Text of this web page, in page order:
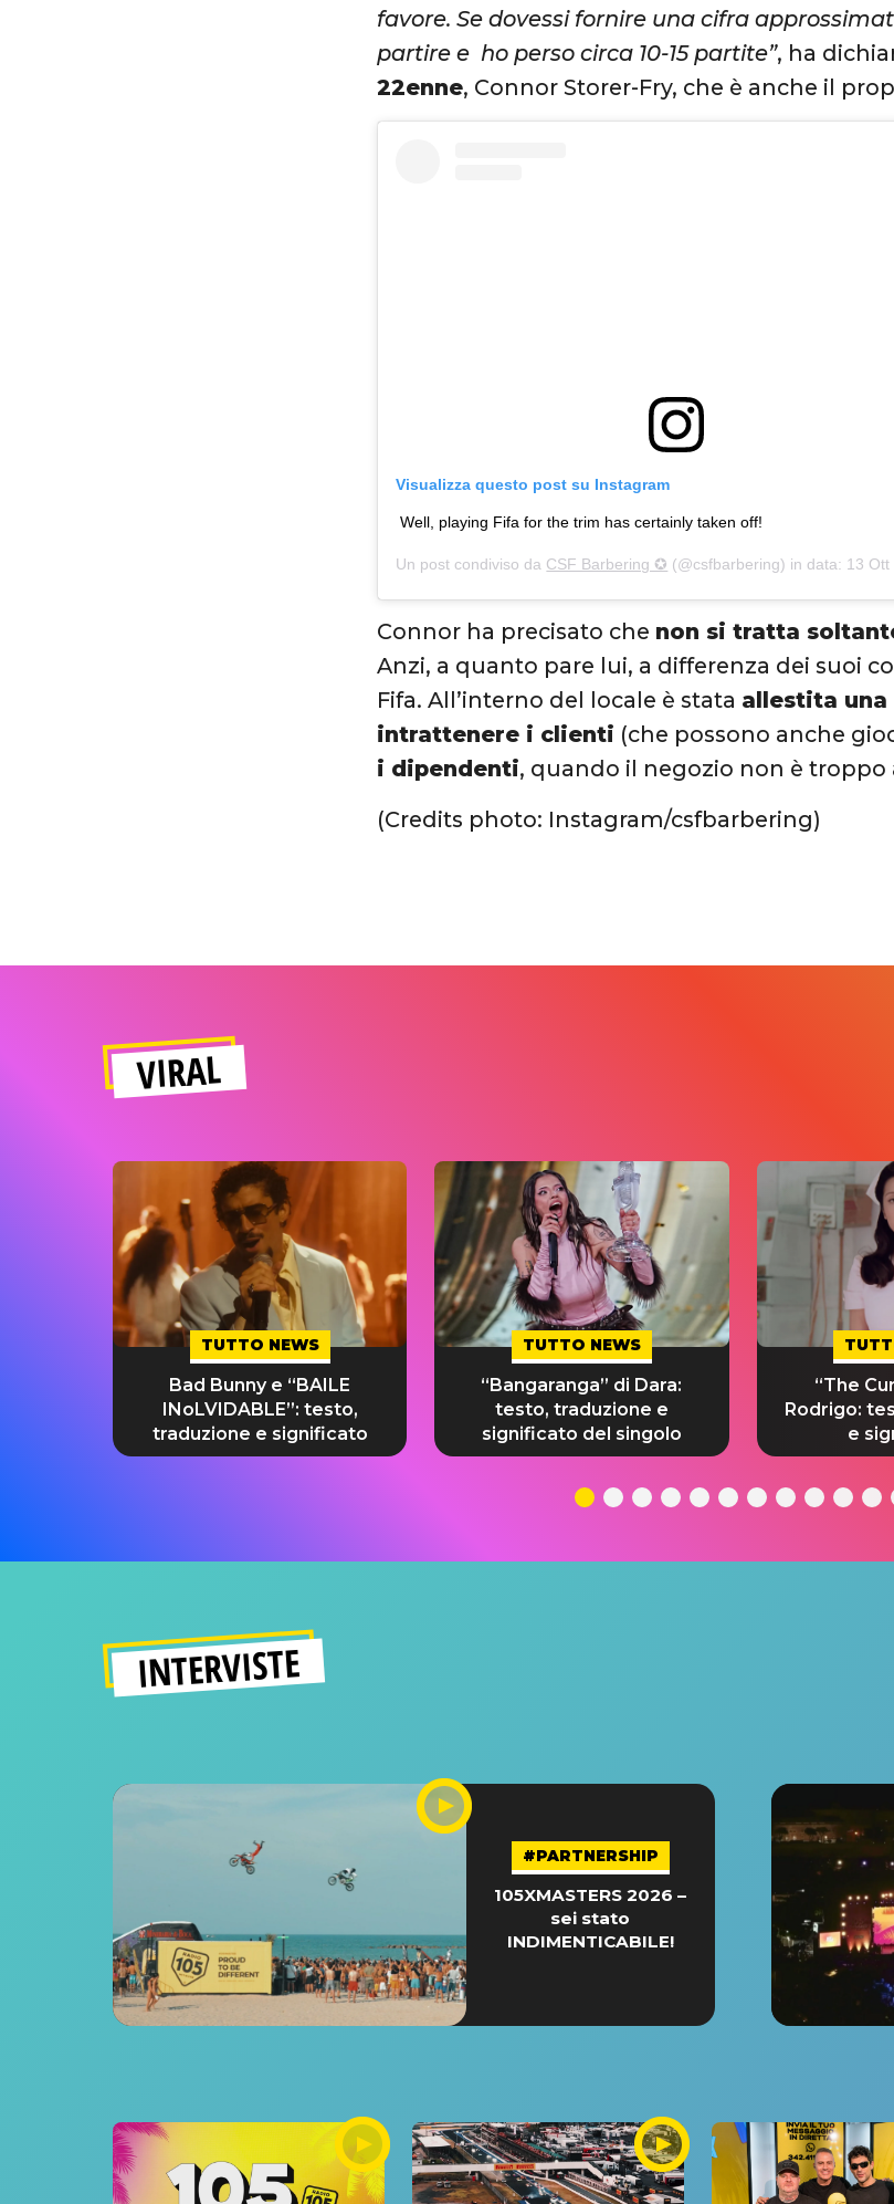
favore. Se dovessi fornire una cifra
partire e ho perso circa 10-15 partite”, ha
22enne, Connor Storer-Fry, che è anche il
Visualizza questo post su Instagram
Well, playing Fifa for the trim has certainly taken off!
Un post condiviso da CSF Barbering ✪ (@csfbarbering) in data: 13 Ott 2019 alle
Connor ha precisato che non si tratta
Anzi, a quanto pare lui, a differenza dei suoi
Fifa. All’interno del locale è stata allestita
intrattenere i clienti (che possono anche
i dipendenti, quando il negozio non è troppo
(Credits photo: Instagram/csfbarbering)
VIRAL
TUTTO NEWS
Bad Bunny e “BAILE
INoLVIDABLE”: testo,
traduzione e significato
TUTTO NEWS
“Bangaranga” di Dara:
testo, traduzione e
significato del singolo
“The
Rodrigo:
e
INTERVISTE
#PARTNERSHIP
105XMASTERS 2026 –
sei stato
INDIMENTICABILE!